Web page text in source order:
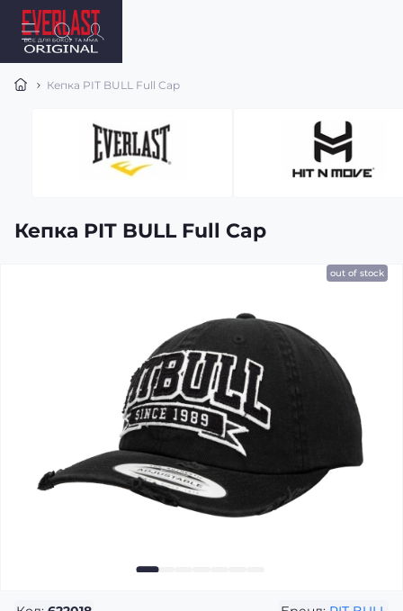
Кепка PIT BULL Full Cap
Кепка PIT BULL Full Cap
out of stock